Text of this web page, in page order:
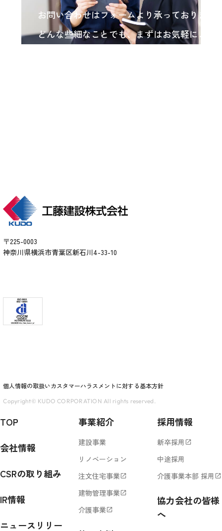
お問い合わせはフォームより承っております
どんな些細なことでも、まずはお気軽にご相
〒225-0003
神奈川県横浜市青葉区新石川4-33-10
個人情報の取扱い カスタマーハラスメントに対する基本方針
Copyright© KUDO CORPORATION All rights reserved.
TOP
会社情報
CSRの取り組み
IR情報
ニュースリリー
事業紹介
建設事業
リノベーション
注文住宅事業 open_in_new
建物管理事業 open_in_new
介護事業 open_in_new
採用情報
新卒採用 open_in_new
中途採用
介護事業本部 採用 open_in_new
協力会社の皆様
へ